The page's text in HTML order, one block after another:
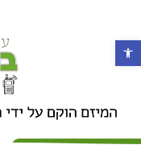
פתח סרגל נגישות